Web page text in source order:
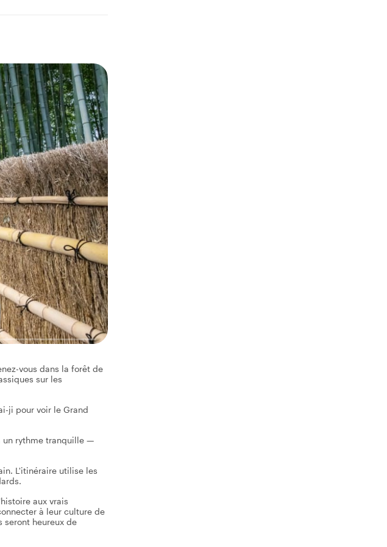
vous dans la forêt de
sur les
ji pour voir le Grand
un rythme tranquille —
L'itinéraire utilise les
aux vrais
à leur culture de
seront heureux de